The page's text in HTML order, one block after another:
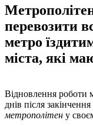
перевозити
метро
міста, які
Відновлення роботи
днів після
метрополітен у